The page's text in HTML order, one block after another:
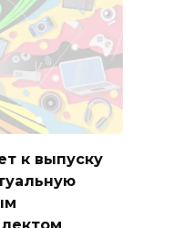
к выпуску